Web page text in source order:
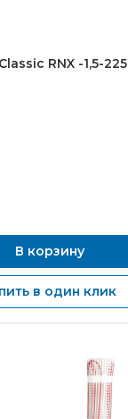
RNX -1,5-225
В корзину
в один клик